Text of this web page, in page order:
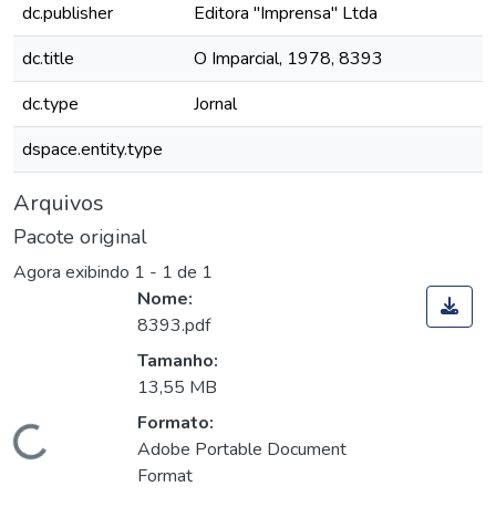
dc.publisher
Editora "Imprensa" Ltda
dc.title
O Imparcial, 1978, 8393
dc.type
Jornal
dspace.entity.type
Arquivos
Pacote original
Agora exibindo 1 - 1 de 1
Carregando...
Nome:
8393.pdf
Tamanho:
13,55 MB
Formato:
Adobe Portable Document
Format